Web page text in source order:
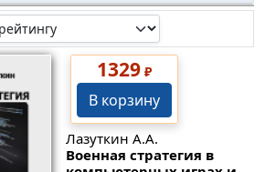
1329₽
В корзину
Лазуткин А.А.
Военная стратегия в